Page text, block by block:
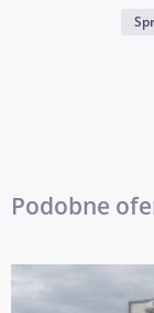
Podobne